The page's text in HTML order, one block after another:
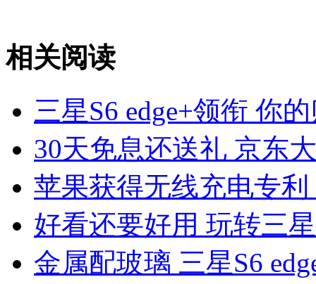
相关阅读
三星S6 edge+领衔 你
30天免息还送礼 京东
苹果获得无线充电专
好看还要好用 玩转三
金属配玻璃 三星S6